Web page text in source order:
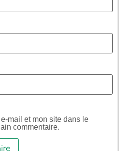
mail et mon site dans le
commentaire.